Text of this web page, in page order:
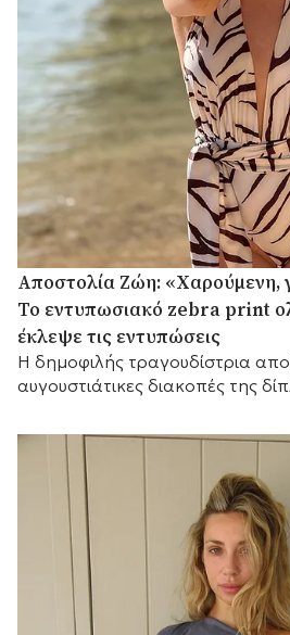
Αποστολία Ζώη: «Χαρούμενη,
Το εντυπωσιακό zebra print
έκλεψε τις εντυπώσεις
Η δημοφιλής τραγουδίστρια
αυγουστιάτικες διακοπές της